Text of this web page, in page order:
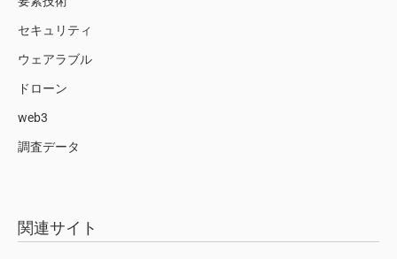
セキュリティ
ウェアラブル
ドローン
web3
調査データ
関連サイト